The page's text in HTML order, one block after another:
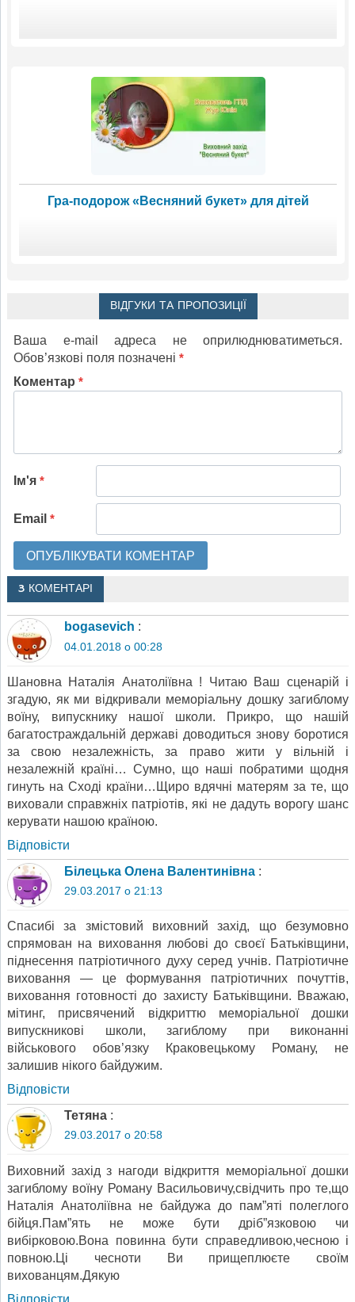
Гра-подорож «Весняний букет» для дітей
ВІДГУКИ ТА ПРОПОЗИЦІЇ
Ваша e-mail адреса не оприлюднюватиметься.
Обов’язкові поля позначені *
Коментар *
Ім'я *
Email *
3 КОМЕНТАРІ
bogasevich :
04.01.2018 о 00:28
Шановна Наталія Анатоліївна ! Читаю Ваш сценарій і
згадую, як ми відкривали меморіальну дошку загиблому
воїну, випускнику нашої школи. Прикро, що нашій
багатостраждальній державі доводиться знову боротися
за свою незалежність, за право жити у вільній і
незалежній країні… Сумно, що наші побратими щодня
гинуть на Сході країни…Щиро вдячні матерям за те, що
виховали справжніх патріотів, які не дадуть ворогу шанс
керувати нашою країною.
Відповіcти
Білецька Олена Валентинівна :
29.03.2017 о 21:13
Спасибі за змістовий виховний захід, що безумовно
спрямован на виховання любові до своєї Батьківщини,
піднесення патріотичного духу серед учнів. Патріотичне
виховання — це формування патріотичних почуттів,
виховання готовності до захисту Батьківщини. Вважаю,
мітинг, присвячений відкриттю меморіальної дошки
випускникові школи, загиблому при виконанні
військового обов’язку Краковецькому Роману, не
залишив нікого байдужим.
Відповіcти
Тетяна :
29.03.2017 о 20:58
Виховний захід з нагоди відкриття меморіальної дошки
загиблому воїну Роману Васильовичу,свідчить про те,що
Наталія Анатоліївна не байдужа до пам”яті полеглого
бійця.Пам”ять не може бути дріб”язковою чи
вибірковою.Вона повинна бути справедливою,чесною і
повною.Ці чесноти Ви прищеплюєте своїм
вихованцям.Дякую
Відповіcти